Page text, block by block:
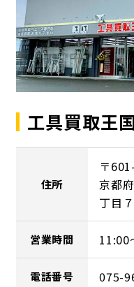
工具買取王
住所
〒
京都
丁目
営業時間 11:00
電話番号 075-